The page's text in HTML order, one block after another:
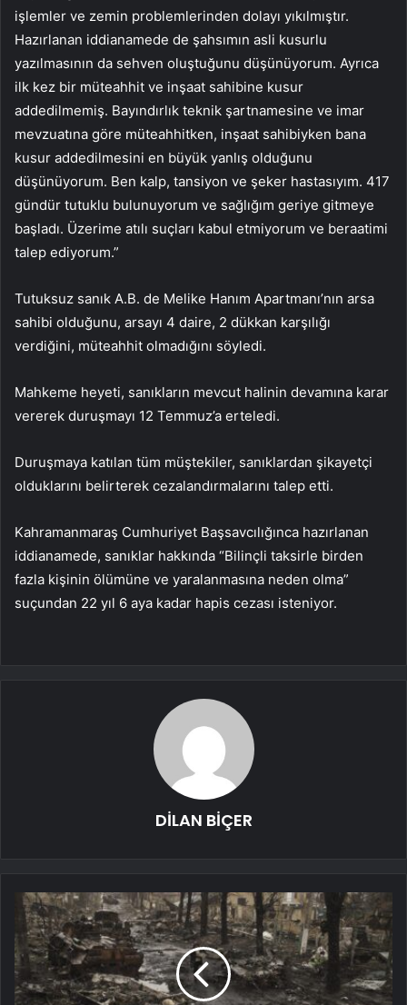
işlemler ve zemin problemlerinden dolayı yıkılmıştır.
Hazırlanan iddianamede de şahsımın asli kusurlu
yazılmasının da sehven oluştuğunu düşünüyorum. Ayrıca
ilk kez bir müteahhit ve inşaat sahibine kusur
addedilmemiş. Bayındırlık teknik şartnamesine ve imar
mevzuatına göre müteahhitken, inşaat sahibiyken bana
kusur addedilmesini en büyük yanlış olduğunu
düşünüyorum. Ben kalp, tansiyon ve şeker hastasıyım. 417
gündür tutuklu bulunuyorum ve sağlığım geriye gitmeye
başladı. Üzerime atılı suçları kabul etmiyorum ve beraatimi
talep ediyorum.”
Tutuksuz sanık A.B. de Melike Hanım Apartmanı’nın arsa
sahibi olduğunu, arsayı 4 daire, 2 dükkan karşılığı
verdiğini, müteahhit olmadığını söyledi.
Mahkeme heyeti, sanıkların mevcut halinin devamına karar
vererek duruşmayı 12 Temmuz’a erteledi.
Duruşmaya katılan tüm müştekiler, sanıklardan şikayetçi
olduklarını belirterek cezalandırmalarını talep etti.
Kahramanmaraş Cumhuriyet Başsavcılığınca hazırlanan
iddianamede, sanıklar hakkında “Bilinçli taksirle birden
fazla kişinin ölümüne ve yaralanmasına neden olma”
suçundan 22 yıl 6 aya kadar hapis cezası isteniyor.
DİLAN BİÇER